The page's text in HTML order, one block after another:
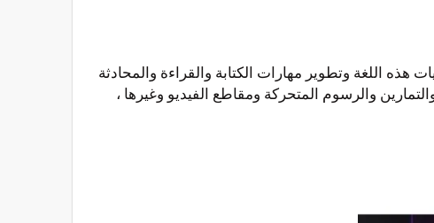
هذه اللغة وتطوير مهارات الكتابة والقراءة والمحادثة
والرسوم المتحركة ومقاطع الفيديو وغيرها ،